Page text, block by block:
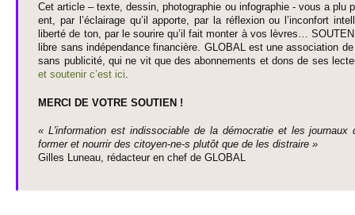
Cet article – texte, dessin, photographie ou infographie - vous a plu
ent, par l’éclairage qu’il appo­rte, par la réflexion ou l’inconfort
liberté de ton, par le so­urire qu’il fait monter à vos lèvres…
libre sans indépendance financière. GLOBAL est une asso­ci­ation
sans publi­cité, qui ne vit que des abonne­ments et dons de ses
et so­utenir c’est ici
MERCI DE VOTRE SO­UTIEN !
« L'information est indisso­ci­able de la démo­cratie et les journaux
former et nourrir des ci­to­yen-ne-s plutôt que de les dis­traire »
Gi­lles Luneau, rédacteur en chef de GLOBAL